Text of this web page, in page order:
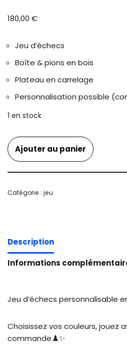
180,00 €
Jeu d’échecs
Boîte & pions en bois
Plateau en carrelage
Personnalisation possible
1 en stock
Ajouter au panier
Catégorie : jeu
Description
Informations
Jeu d’échecs personnalisable
Choisissez vos couleurs, jouez
commande♟️✨